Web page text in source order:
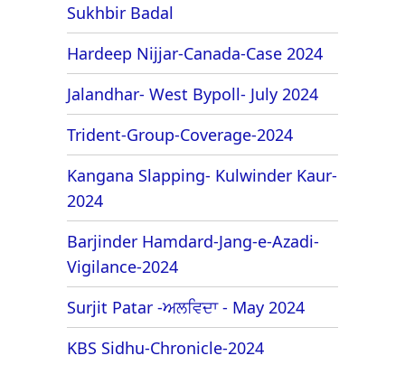
Sukhbir Badal
Hardeep Nijjar-Canada-Case 2024
Jalandhar- West Bypoll- July 2024
Trident-Group-Coverage-2024
Kangana Slapping- Kulwinder Kaur-
2024
Barjinder Hamdard-Jang-e-Azadi-
Vigilance-2024
Surjit Patar -ਅਲਵਿਦਾ - May 2024
KBS Sidhu-Chronicle-2024